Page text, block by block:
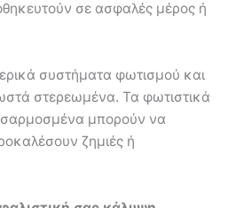
σε ασφαλές μέρος ή
συστήματα φωτισμού και
στερεωμένα. Τα φωτιστικά
μπορούν να
ζημιές ή